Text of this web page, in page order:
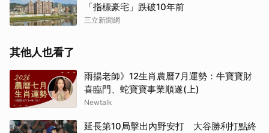
「指標豪宅」跌破10年前
三立新聞網
其他人也看了
雨揚老師》12生肖農曆7月運勢：牛寶寶財
喜臨門、蛇寶寶事業順遂(上)
Newtalk
延長第10局擊出內野安打 大谷勝利打點終